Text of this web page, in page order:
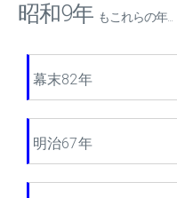
昭和9年 もこれらの年...
幕末82年
明治67年